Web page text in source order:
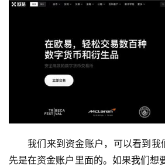
我们来到资金账户，可以看到我
先是在资金账户里面的。如果我们想